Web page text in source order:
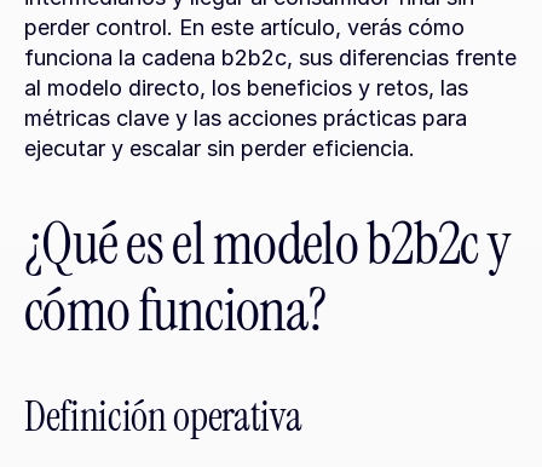
perder control. En este artículo, verás cómo
funciona la cadena b2b2c, sus diferencias frente
al modelo directo, los beneficios y retos, las
métricas clave y las acciones prácticas para
ejecutar y escalar sin perder eficiencia.
¿Qué es el modelo b2b2c y
cómo funciona?
Definición operativa